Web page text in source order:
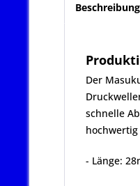
Beschreibung
Der
schnelle
- Länge: